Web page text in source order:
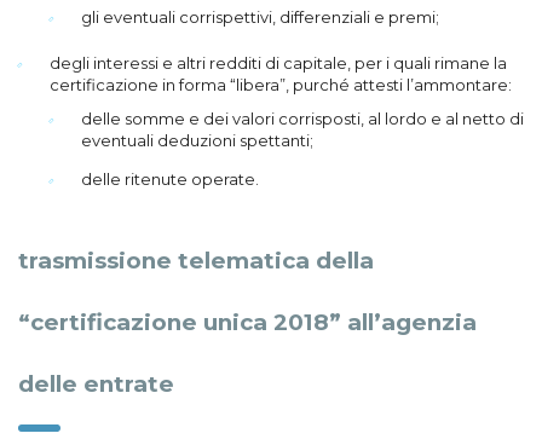
gli eventuali corrispettivi, differenziali e premi;
degli interessi e altri redditi di capitale, per i quali rimane la
certificazione in forma “libera”, purché attesti l’ammontare:
delle somme e dei valori corrisposti, al lordo e al netto di
eventuali deduzioni spettanti;
delle ritenute operate.
trasmissione telematica della
“certificazione unica 2018” all’agenzia
delle entrate